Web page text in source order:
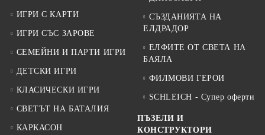
ИГРИ С КАРТИ
ИГРИ СЪС ЗАРОВЕ
СЕМЕЙНИ И ПАРТИ ИГРИ
ДЕТСКИ ИГРИ
КЛАСИЧЕСКИ ИГРИ
СВЕТЪТ НА БАТАЛИЯ
КАРКАСОН
СЪЗДАНИЯТА НА
ЕЛДРАДОР
ЕЛФИТЕ ОТ СВЕТА НА
БАЯЛА
ФИЛМОВИ ГЕРОИ
SCHLEICH - Супер оферти
ПЪЗЕЛИ И
КОНСТРУКТОРИ